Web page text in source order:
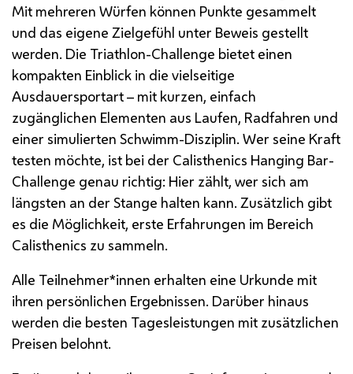
Mit mehreren Würfen können Punkte gesammelt
und das eigene Zielgefühl unter Beweis gestellt
werden. Die Triathlon-Challenge bietet einen
kompakten Einblick in die vielseitige
Ausdauersportart – mit kurzen, einfach
zugänglichen Elementen aus Laufen, Radfahren und
einer simulierten Schwimm-Disziplin. Wer seine Kraft
testen möchte, ist bei der Calisthenics Hanging Bar-
Challenge genau richtig: Hier zählt, wer sich am
längsten an der Stange halten kann. Zusätzlich gibt
es die Möglichkeit, erste Erfahrungen im Bereich
Calisthenics zu sammeln.
Alle Teilnehmer*innen erhalten eine Urkunde mit
ihren persönlichen Ergebnissen. Darüber hinaus
werden die besten Tagesleistungen mit zusätzlichen
Preisen belohnt.